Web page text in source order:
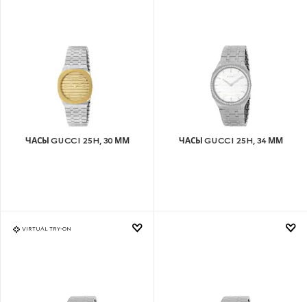
ЧАСЫ GUCCI 25H, 30 ММ ЧАСЫ GUCCI 25H, 34 ММ
VIRTUAL TRY-ON